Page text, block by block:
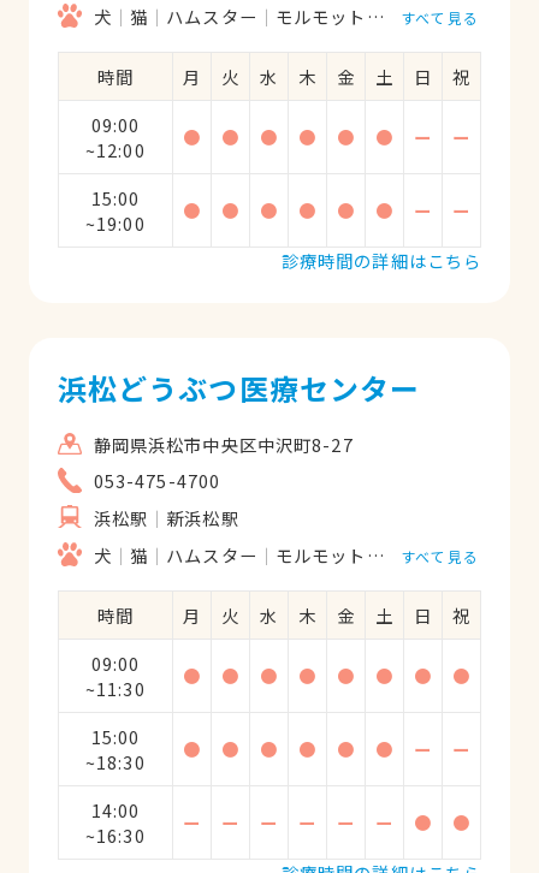
犬 猫 ハムスター モルモット フェレット
すべて見る
時間 月 火 水 木 金 土 日
祝
09:00
~12:00
● ● ● ● ● ● ー ー
15:00
~19:00
● ● ● ● ● ● ー
ー
診療時間の詳細はこちら
浜松どうぶつ医療センター
静岡県浜松市中央区中沢町8-27
053-475-4700
浜松駅
新浜松駅
犬
猫 ハムスター モルモット フェレット
すべて見る
時間 月 火 水 木 金 土 日
祝
09:00
~11:30
● ● ● ● ● ● ● ●
15:00
~18:30
● ● ● ● ● ● ー ー
14:00
~16:30
ー ー ー ー ー ー ●
●